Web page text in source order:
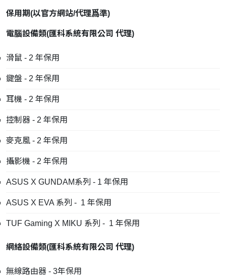
保用期(以官方網站/代理爲準)
電腦設備類(匯科系統有限公司 代理)
滑鼠 - 2 年保用
鍵盤 - 2 年保用
耳機 - 2 年保用
控制器 - 2 年保用
麥克風 - 2 年保用
攝影機 - 2 年保用
ASUS X GUNDAM系列 - 1 年保用
ASUS X EVA 系列 - 1 年保用
TUF Gaming X MIKU 系列 - 1 年保用
網絡設備類(匯科系統有限公司 代理)
無線路由器 - 3年保用